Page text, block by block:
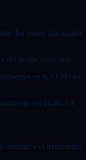
dos meses adicionales
del propio interesado.
en la AEPD por
sea ilícito. La
contrato y el tratamiento